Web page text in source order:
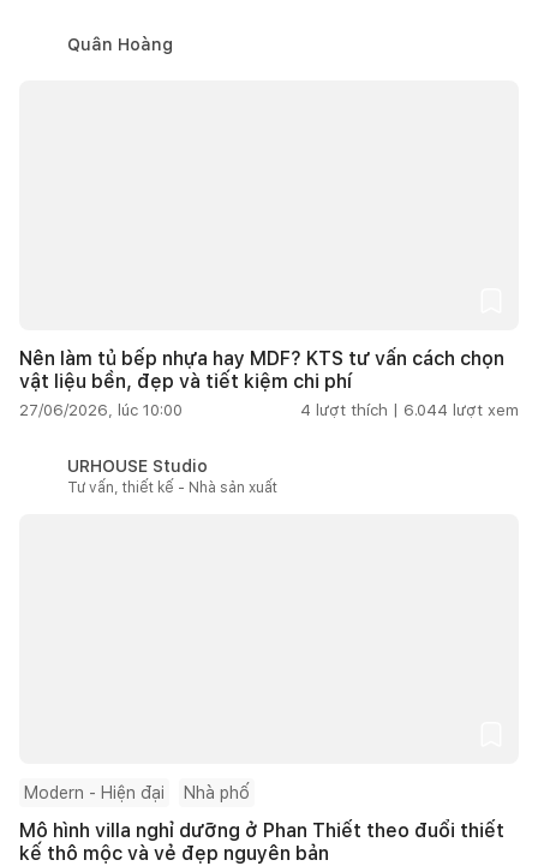
Quân Hoàng
Nên làm tủ bếp nhựa hay MDF? KTS tư vấn cách chọn
vật liệu bền, đẹp và tiết kiệm chi phí
27/06/2026, lúc 10:00 4 lượt thích | 6.044 lượt xem
URHOUSE Studio
Tư vấn, thiết kế - Nhà sản xuất
Modern - Hiện đại Nhà phố
Mô hình villa nghỉ dưỡng ở Phan Thiết theo đuổi thiết
kế thô mộc và vẻ đẹp nguyên bản